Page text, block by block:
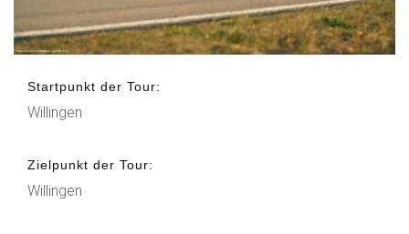
Startpunkt der Tour:
Willingen
Zielpunkt der Tour:
Willingen